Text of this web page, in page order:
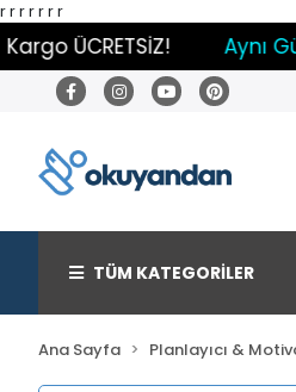
rrrrr r r
Aynı Gün
TÜM KATEGORİLER
Ana Sayfa Planlayıcı &